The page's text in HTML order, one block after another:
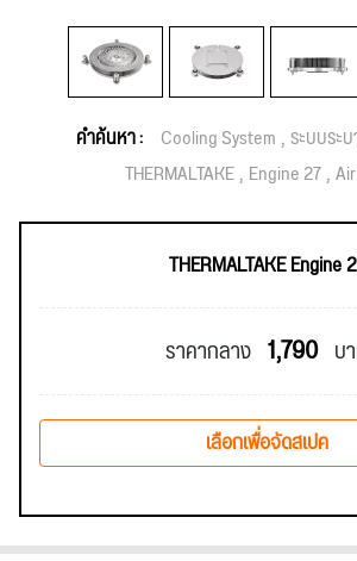
คำค้นหา : Cooling System ระบบระ
THERMALTAKE Engine 27
THERMALTAKE Engine
ราคากลาง 1,790 บ
เลือกเพื่อจัดสเปค